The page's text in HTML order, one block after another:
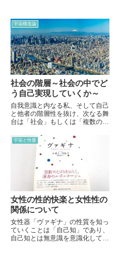
子で成り立っていることに気づか
ないのでしょうか？コスモ・ライ
フォロジー的な解釈でお話してみ
たいと思います。
宇宙構造論
社会の階層～社会の中でど
う自己実現していくか～
自我意識と内なる私、そして自己
と他者の階層性を抜け、次なる舞
台は「社会」もしくは「複数の人
おける自己実現は、どのように取
り組んでいくべきか。記事のラス
トには衝撃的なお話が待っていま
宇宙と性愛
女性の性的快楽と女性性の
関係について
女性器「ヴァギナ」の性質を知っ
ていくことは「自己知」であり、
自己知とは無意識を意識化してい